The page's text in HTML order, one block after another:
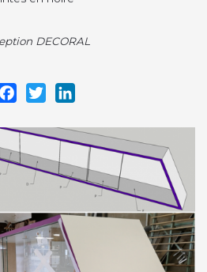
DECORAL
Facebook
Twitter